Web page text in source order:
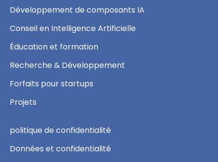
Développement de composants IA
Conseil en Intelligence Artificielle
Éducation et formation
Recherche & Développement
Forfaits pour startups
Projets
politique de confidentialité
Données et confidentialité